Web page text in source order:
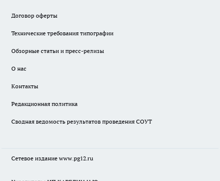
Договор оферты
Технические требования типографии
Обзорные статьи и пресс-релизы
О нас
Контакты
Редакционная политика
Сводная ведомость результатов проведения СОУТ
Сетевое издание www.pg12.ru